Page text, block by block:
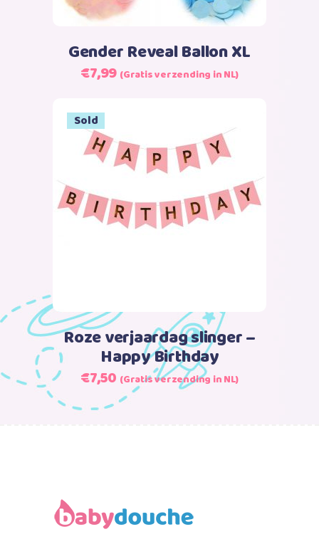
Gender Reveal Ballon XL
Oorspronkelijke
was:
€9,99.
€7,99Huidige
(Gratis verzending in NL)
Sale
Sold
Lees verder
Roze verjaardag slinger –
Happy Birthday
Oorspronkelijke
was:
€7,50Huidige
prijs
(Gratis verzending in NL)